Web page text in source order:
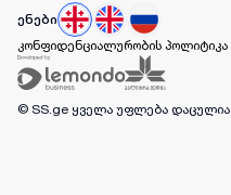
ენები
კონფიდენციალურობის პოლიტიკა
© SS.ge ყველა უფლება დაცულია